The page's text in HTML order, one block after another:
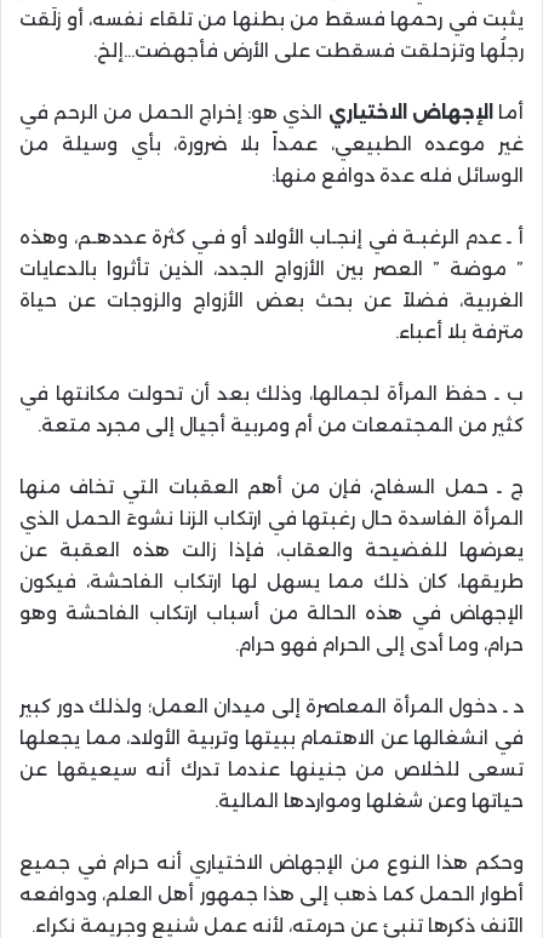
يثبت في رحمها فسقط من بطنها من تلقاء نفسه، أو زلَقت
رجلُها وتزحلقت فسقطت على الأرض فأجهضت…إلخ.
أما الإجهاض الاختياري الذي هو: إخراج الحمل من الرحم في
غير موعده الطبيعي، عمداً بلا ضرورة، بأي وسيلة من
الوسائل فله عدة دوافع منها:
أ ـ عدم الرغبـة في إنجـاب الأولاد أو فـي كثرة عددهـم، وهذه
” موضة ” العصر بين الأزواج الجدد، الذين تأثروا بالدعايات
الغربية، فضلاً عن بحث بعض الأزواج والزوجات عن حياة
مترفة بلا أعباء.
ب ـ حفظ المرأة لجمالها، وذلك بعد أن تحولت مكانتها في
كثير من المجتمعات من أم ومربية أجيال إلى مجرد متعة.
ج ـ حمل السفاح، فإن من أهم العقبات التي تخاف منها
المرأة الفاسدة حال رغبتها في ارتكاب الزنا نشوءَ الحمل الذي
يعرضها للفضيحة والعقاب، فإذا زالت هذه العقبة عن
طريقها، كان ذلك مما يسهل لها ارتكاب الفاحشة، فيكون
الإجهاض في هذه الحالة من أسباب ارتكاب الفاحشة وهو
حرام، وما أدى إلى الحرام فهو حرام.
د ـ دخول المرأة المعاصرة إلى ميدان العمل؛ ولذلك دور كبير
في انشغالها عن الاهتمام ببيتها وتربية الأولاد، مما يجعلها
تسعى للخلاص من جنينها عندما تدرك أنه سيعيقها عن
حياتها وعن شغلها ومواردها المالية.
وحكم هذا النوع من الإجهاض الاختياري أنه حرام في جميع
أطوار الحمل كما ذهب إلى هذا جمهور أهل العلم، ودوافعه
الآنف ذكرها تنبئ عن حرمته، لأنه عمل شنيع وجريمة نكراء.